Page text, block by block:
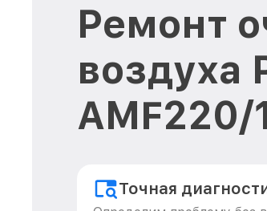
Ремонт
воздуха
AMF220/
Точная